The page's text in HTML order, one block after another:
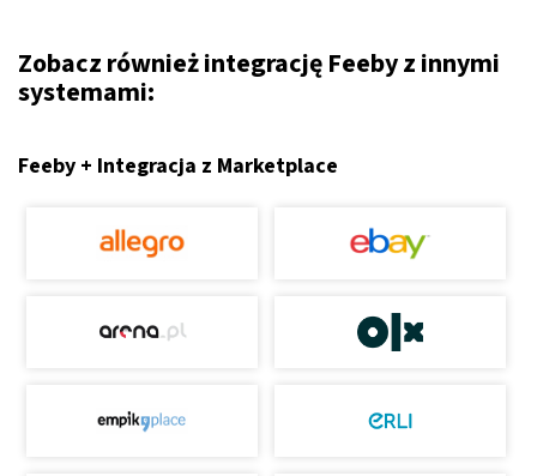
Zobacz również integrację Feeby z innymi
systemami:
Feeby + Integracja z Marketplace